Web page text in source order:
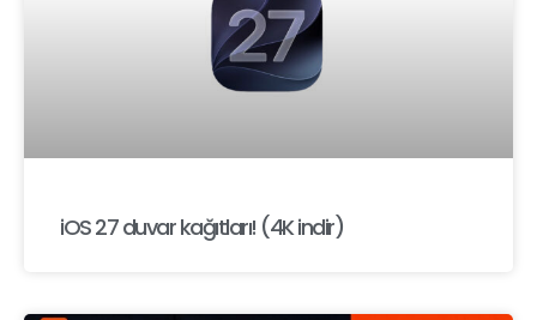
iOS 27 duvar kağıtları! (4K indir)